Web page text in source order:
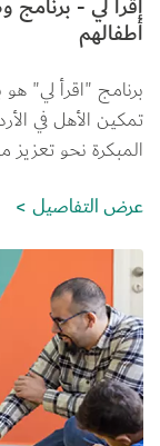
أطفالهم
برنامج "اقرأ لي"
تمكين الأهل في
المبكرة نحو تعزيز
عرض التفاصيل
الصورة